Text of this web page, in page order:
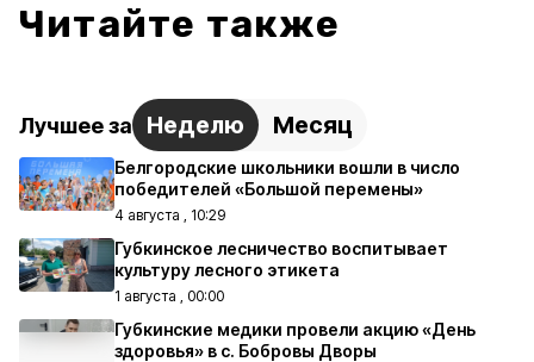
Читайте также
Лучшее за Неделю Месяц
Белгородские школьники вошли в число
победителей «Большой перемены»
4 августа , 10:29
Губкинское лесничество воспитывает
культуру лесного этикета
1 августа , 00:00
Губкинские медики провели акцию «День
здоровья» в с. Бобровы Дворы